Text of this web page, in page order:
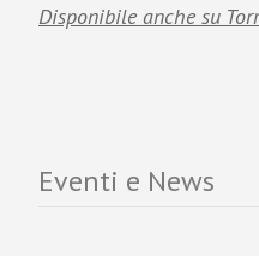
Disponibile anche su
Eventi e News